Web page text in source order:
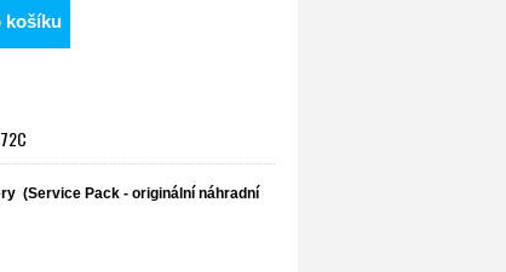
košíku
(Service Pack - originální náhradní